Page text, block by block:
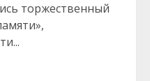
торжественный